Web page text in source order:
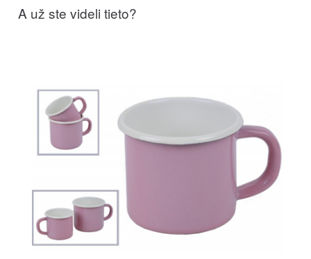
A už ste videli tieto?